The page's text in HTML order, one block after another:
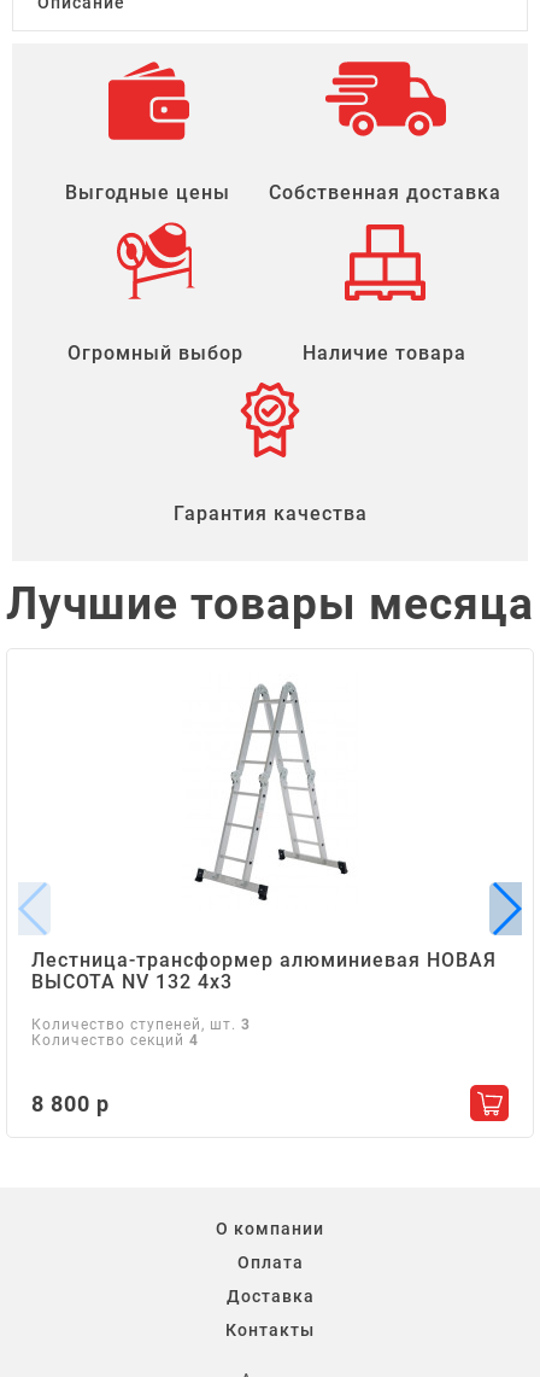
Выгодные цены Собственная доставка
Огромный выбор Наличие товара
Гарантия качества
Лучшие товары месяца
Лестница-трансформер алюминиевая НОВАЯ
ВЫСОТА NV 132 4х3
Количество ступеней, шт. 3
Количество секций 4
8 800 р
О компании
Оплата
Доставка
Контакты